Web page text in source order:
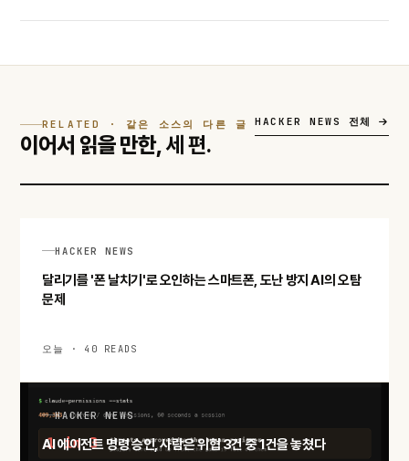
RELATED · 같은 소스의 다른 글
이어서 읽을 만한,세 편.
HACKER NEWS 전체
HACKER NEWS
달리기를 '폰 날치기'로 오인하는 스마트폰, 도난 방지 AI의 오탐
문제
오늘 · 40 READS
HACKER NEWS
AI 에이전트 명령 승인, 사람은 위협 3건 중 1건을 놓쳤다